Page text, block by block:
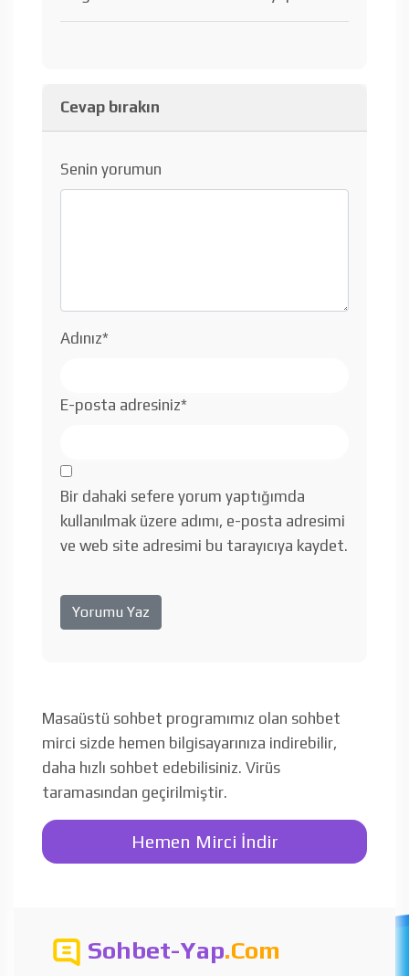
Cevap bırakın
Senin yorumun
Adınız*
E-posta adresiniz*
Bir dahaki sefere yorum yaptığımda
kullanılmak üzere adımı, e-posta adresimi
ve web site adresimi bu tarayıcıya kaydet.
Masaüstü sohbet programımız olan sohbet
mirci sizde hemen bilgisayarınıza indirebilir,
daha hızlı sohbet edebilisiniz. Virüs
taramasından geçirilmiştir.
Hemen Mirci İndir
Sohbet-Yap.Com